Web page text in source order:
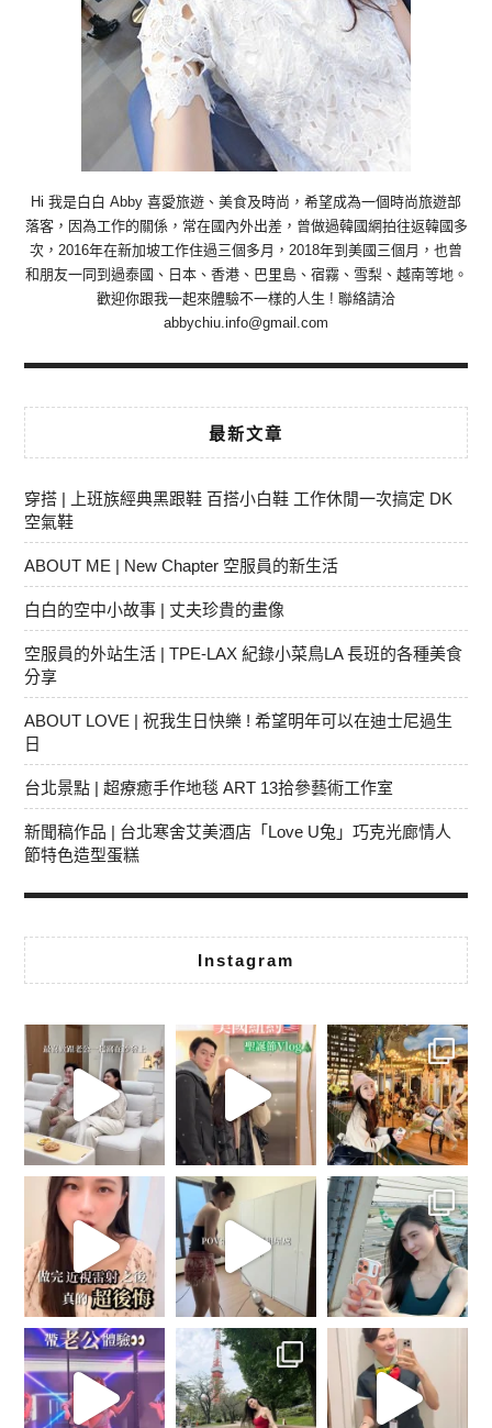
Hi 我是白白 Abby 喜愛旅遊、美食及時尚，希望成為一個時尚旅遊部
落客，因為工作的關係，常在國內外出差，曾做過韓國網拍往返韓國多
次，2016年在新加坡工作住過三個多月，2018年到美國三個月，也曾
和朋友一同到過泰國、日本、香港、巴里島、宿霧、雪梨、越南等地。
歡迎你跟我一起來體驗不一樣的人生 ! 聯絡請洽
abbychiu.info@gmail.com
最新文章
穿搭 | 上班族經典黑跟鞋 百搭小白鞋 工作休閒一次搞定 DK
空氣鞋
ABOUT ME | New Chapter 空服員的新生活
白白的空中小故事 | 丈夫珍貴的畫像
空服員的外站生活 | TPE-LAX 紀錄小菜鳥LA 長班的各種美食
分享
ABOUT LOVE | 祝我生日快樂 ! 希望明年可以在迪士尼過生
日
台北景點 | 超療癒手作地毯 ART 13拾參藝術工作室
新聞稿作品 | 台北寒舍艾美酒店「Love U兔」巧克光廊情人
節特色造型蛋糕
Instagram